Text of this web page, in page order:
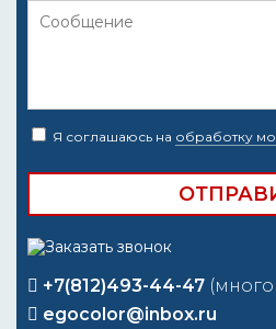
Я соглашаюсь на обработку
+7(812)493-44-47
egocolor@inbox.ru